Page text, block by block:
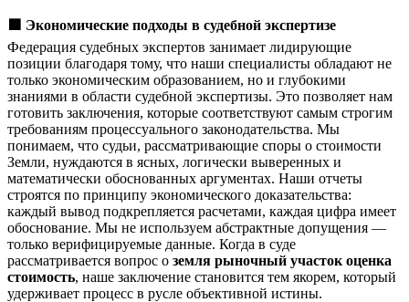
Экономические подходы в судебной экспертизе
Федерация судебных экспертов занимает лидирующие
позиции благодаря тому, что наши специалисты обладают не
только экономическим образованием, но и глубокими
знаниями в области судебной экспертизы. Это позволяет нам
готовить заключения, которые соответствуют самым строгим
требованиям процессуального законодательства. Мы
понимаем, что судьи, рассматривающие споры о стоимости
Земли, нуждаются в ясных, логически выверенных и
математически обоснованных аргументах. Наши отчеты
строятся по принципу экономического доказательства:
каждый вывод подкрепляется расчетами, каждая цифра имеет
обоснование. Мы не используем абстрактные допущения —
только верифицируемые данные. Когда в суде
рассматривается вопрос о земля рыночный участок оценка
стоимость, наше заключение становится тем якорем, который
удерживает процесс в русле объективной истины.